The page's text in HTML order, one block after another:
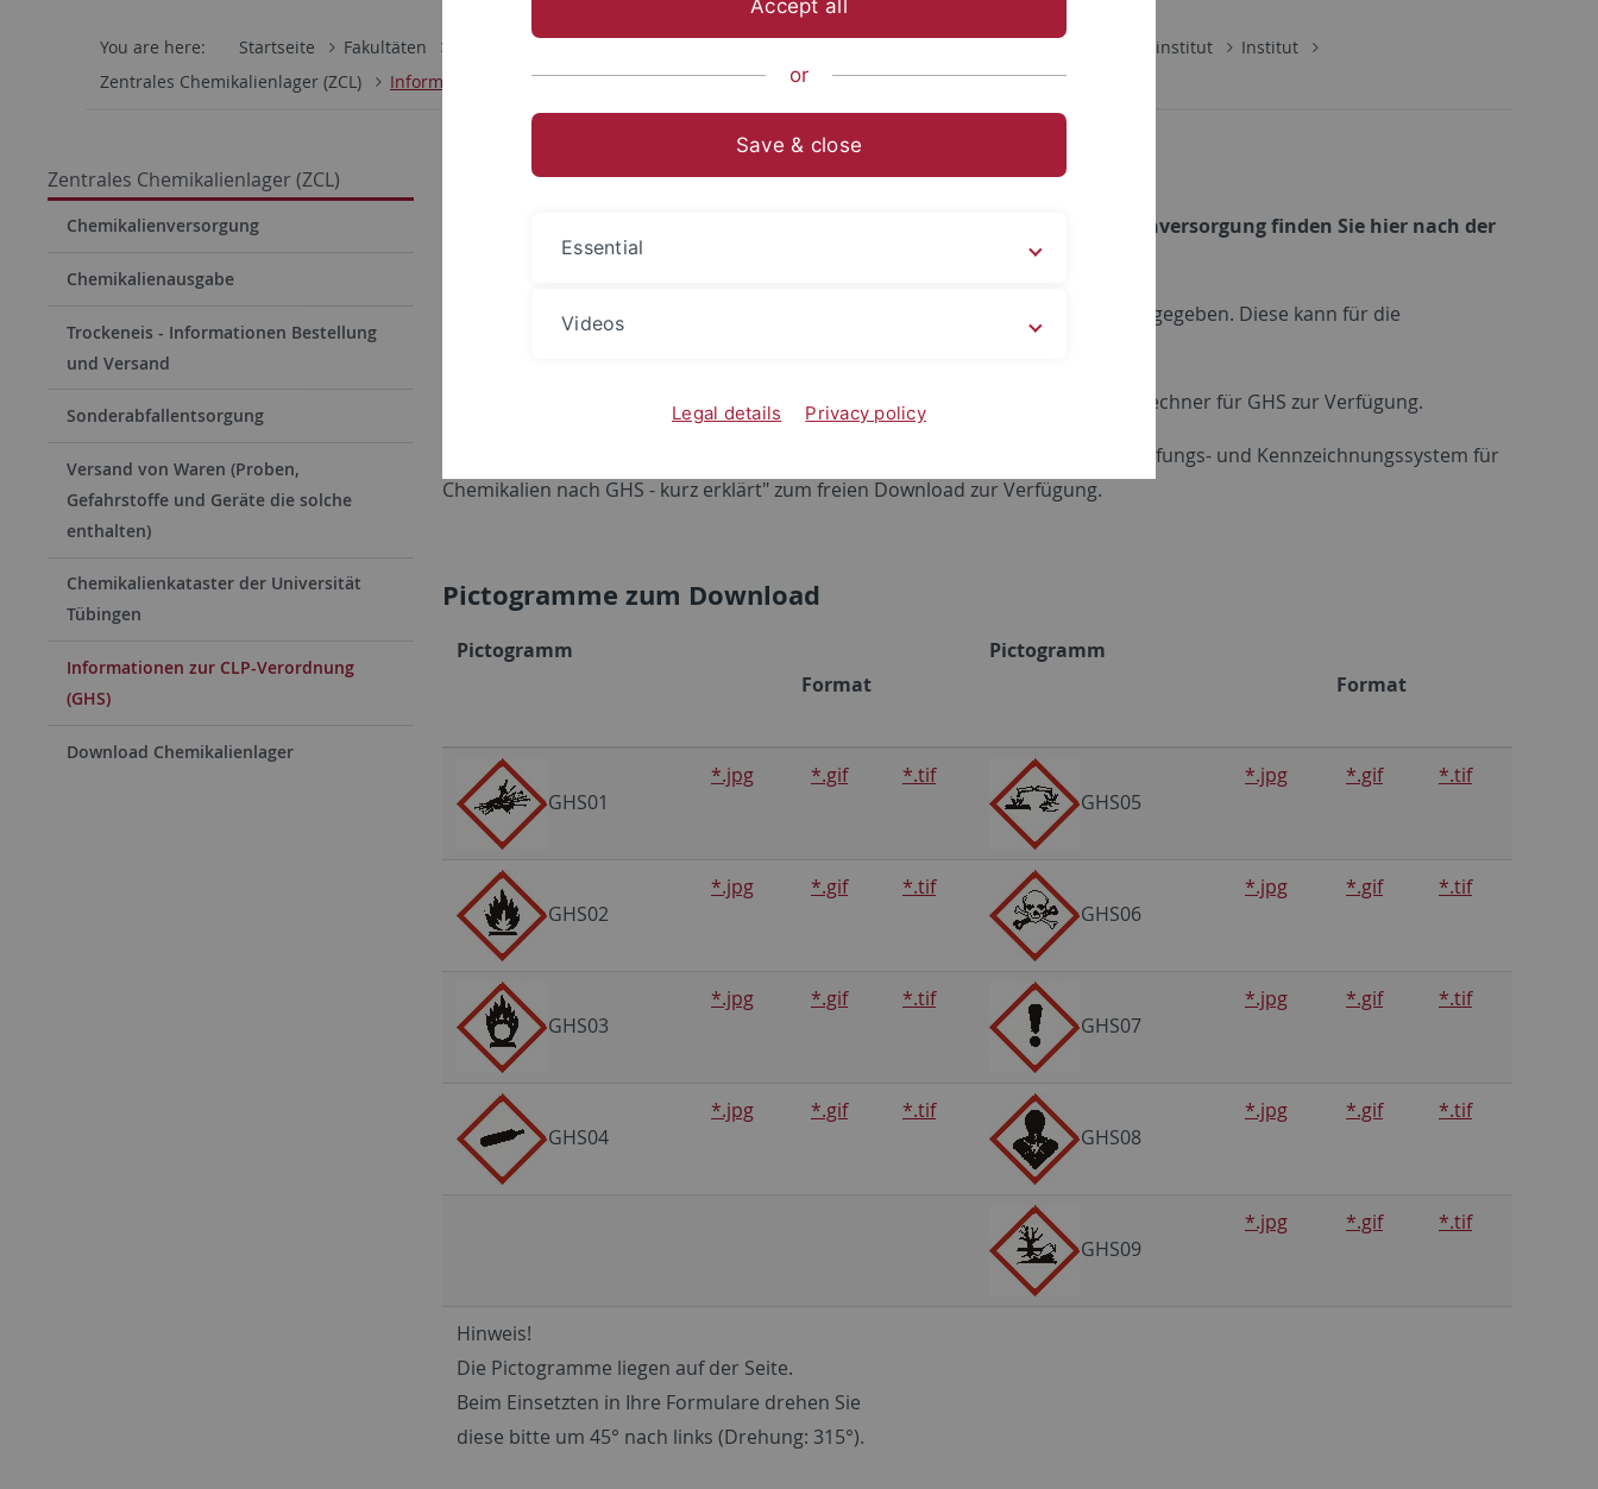
You are here: Startseite Fakultäten Chemisches Zentralinstitut
Institut
Zentrales Chemikalienlager (ZCL)
Informationen zur CLP-Verordnung (GHS)
Zentrales Chemikalienlager (ZCL)
Chemikalienversorgung
Chemikalienausgabe
Trockeneis - Informationen Bestellung
und Versand
Sonderabfallentsorgung
Versand von Waren (Proben,
Gefahrstoffe und Geräte die solche
enthalten)
Chemikalienkataster der Universität
Tübingen
Informationen zur CLP-Verordnung
(GHS)
Download Chemikalienlager
Informationen zur CLP (GHS)
Eine Umwandlungshilfe zur CLP-Verordnung für die Artikel der Chemikalienversorgung finden Sie hier nach der
Anmeldung mit Ihren ZDV-Login oben rechts auf der Seite.
Die DGUV hat eine Vereinfachte Kennzeichnung für Laborstandflaschen
herausgegeben. Diese kann für die
Ihren Seiten eine Umwandlungshilfe sowie einen Gemischrechner für GHS zur Verfügung.
die Publikation "Das neue Einstufungs- und Kennzeichnungssystem für
Chemikalien nach GHS - kurz erklärt" zum freien Download zur Verfügung.
Pictogramme zum Download
Pictogramm
Format
Pictogramm
Format
GHS01
*.jpg *.gif
*.tif
GHS05
*.jpg *.gif *.tif
GHS02
*.jpg *.gif
*.tif
GHS06
*.jpg *.gif *.tif
GHS03
*.jpg *.gif
*.tif
GHS07
*.jpg *.gif *.tif
GHS04
*.jpg *.gif
*.tif
GHS08
*.jpg *.gif *.tif
GHS09
*.jpg *.gif *.tif
Hinweis!
Die Pictogramme liegen auf der Seite.
Beim Einsetzten in Ihre Formulare drehen Sie
diese bitte um 45° nach links (Drehung: 315°).
Accept all
or
Save & close
Essential
Videos
Legal details Privacy policy